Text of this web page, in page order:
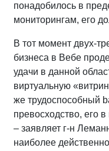
понадобилось в
мониторингам, его
В тот момент двух-
бизнеса в Вебе
удачи в данной
виртуальную
же трудоспособный
превосходство, его
– заявляет г-н
наиболее